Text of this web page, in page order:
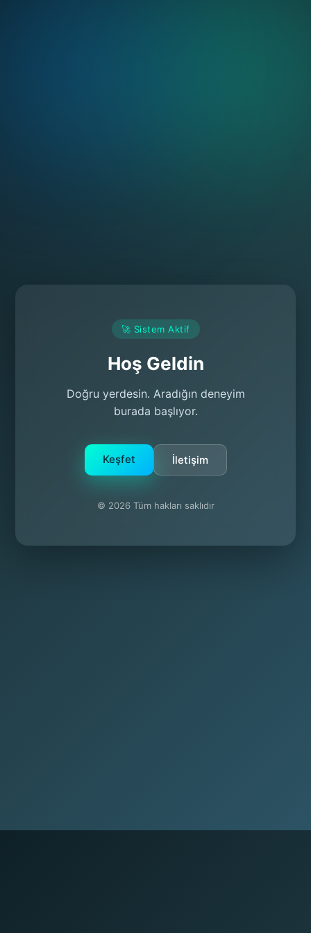
🚀 Sistem Aktif
Hoş Geldin
Doğru yerdesin. Aradığın deneyim
burada başlıyor.
Keşfet İletişim
© 2026 Tüm hakları saklıdır